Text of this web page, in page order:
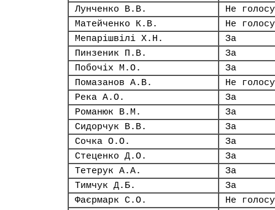
Лунченко В.В.
Не
Матейченко К.В.
Не
Мепарішвілі Х.Н.
За
Пинзеник П.В.
За
Побочіх М.О.
За
Помазанов А.В.
Не
Река А.О.
За
Романюк В.М.
За
Сидорчук В.В.
За
Сочка О.О.
За
Стеценко Д.О.
За
Тетерук А.А.
За
Тимчук Д.Б.
За
Фаєрмарк С.О.
Не